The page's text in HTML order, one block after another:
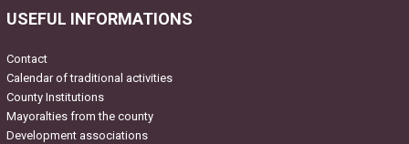
USEFUL INFORMATIONS
Contact
Calendar of traditional activities
County Institutions
Mayoralties from the county
Development associations